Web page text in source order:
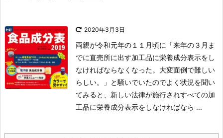
2020年3月3日
両親が令和元年の１１月頃に「来年の３月ま
でに直売所に出す加工品に栄養成分表示をし
なければならなくなった。大変面倒で難しい
らしい。」と騒いでいたのでよく状況を聞い
てみると、新しい法律が施行されすべての加
工品に栄養成分表示をしなければなら ...